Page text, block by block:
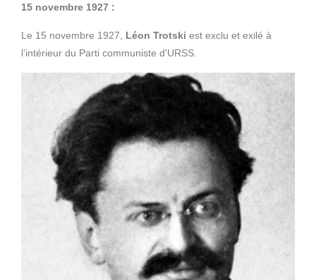
15 novembre 1927 :
Le 15 novembre 1927, Léon Trotski est exclu et exilé à
l’intérieur du Parti communiste d'URSS.